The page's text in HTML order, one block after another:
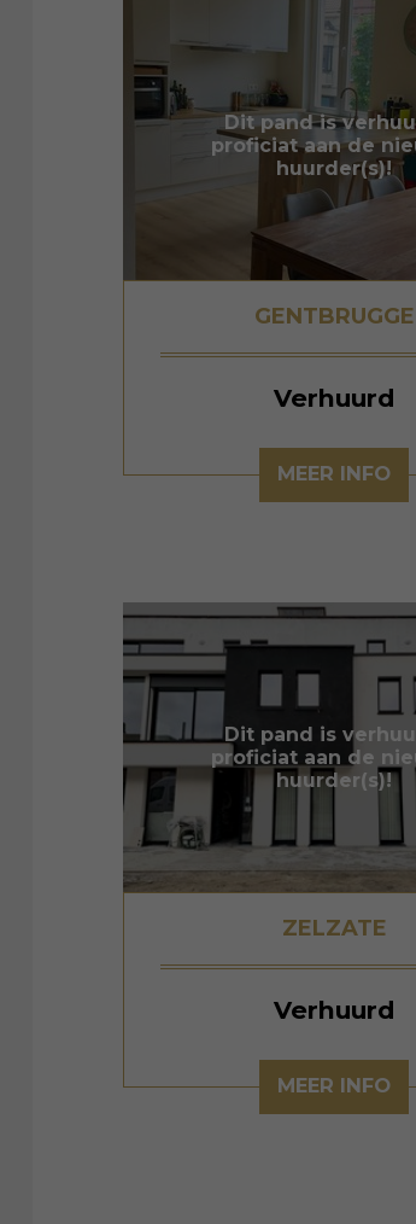
Dit pand is
proficiat aan de
huurder(s)!
GENTBRUGGE
Verhuurd
MEER INFO
Dit pand is
proficiat aan de
huurder(s)!
ZELZATE
Verhuurd
MEER INFO